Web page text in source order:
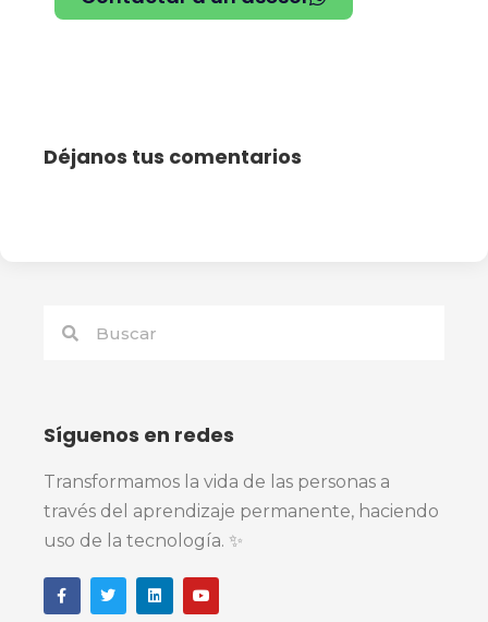
Déjanos tus comentarios
Síguenos en redes
Transformamos la vida de las personas a
través del aprendizaje permanente, haciendo
uso de la tecnología. ✨